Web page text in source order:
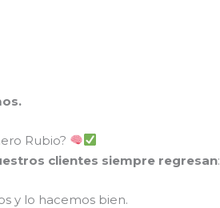
Rubio?
clientes siempre regresan:
y lo hacemos bien.